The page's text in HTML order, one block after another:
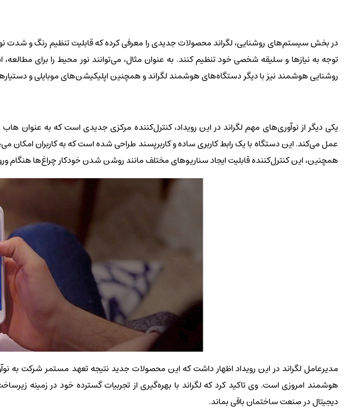
در بخش سیستم‌های روشنایی، لگراند محصولات جدیدی را معرفی کرده که قابلیت تنظیم رنگ و شدت نور
توجه به نیازها و سلیقه شخصی خود تنظیم کنند. به عنوان مثال، می‌توانند نور محیط را برای
روشنایی هوشمند نیز با دیگر دستگاه‌های هوشمند لگراند و همچنین اپلیکیشن‌های موبایلی و
یکی دیگر از نوآوری‌های مهم لگراند در این رویداد، کنترل‌کننده مرکزی جدیدی است که به عنوان
عمل می‌کند. این دستگاه با یک رابط کاربری ساده و کاربرپسند طراحی شده است که به کاربران امکان
همچنین، این کنترل‌کننده قابلیت ایجاد سناریوهای مختلف مانند روشن شدن خودکار چراغ‌ها هنگام
مدیرعامل لگراند در این رویداد اظهار داشت که این محصولات جدید نتیجه تعهد مستمر شرکت به
هوشمند امروزی است. وی تاکید کرد که لگراند با بهره‌گیری از تجربیات گسترده خود در زمینه
دیجیتال در صنعت ساختمان باقی بماند.